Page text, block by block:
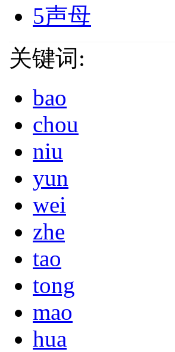
5声母
关键词:
bao
chou
niu
yun
wei
zhe
tao
tong
mao
hua